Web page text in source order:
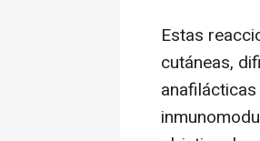
Estas
cutáneas,